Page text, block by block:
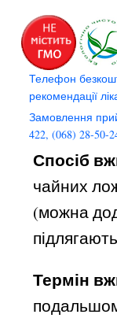
Телефон
рекомендації
Замовлення
422, (068) 28-50-
Спосіб
чайних
(можна
Термін